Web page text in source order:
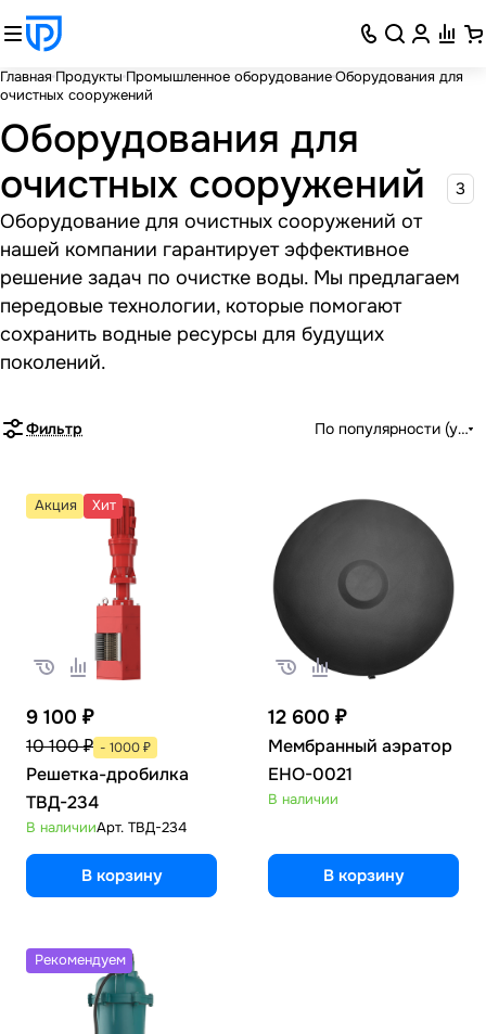
Главная Продукты Промышленное оборудованиеОборудования для
очистных сооружений
Оборудования для
очистных сооружений
3
Оборудование для очистных сооружений от
нашей компании гарантирует эффективное
решение задач по очистке воды. Мы предлагаем
передовые технологии, которые помогают
сохранить водные ресурсы для будущих
поколений.
Фильтр По популярности
Акция Хит
9 100 ₽
10 100 ₽ - 1000 ₽
Решетка-дробилка
ТВД-234
В наличииАрт. ТВД-234
В корзину
12 600 ₽
Мембранный аэратор
EHO-0021
В наличии
В корзину
Рекомендуем